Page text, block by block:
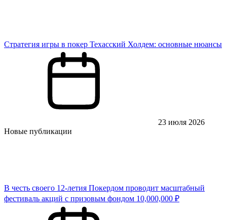
Стратегия игры в покер Техасский Холдем: основные нюансы
23 июля 2026
Новые публикации
В честь своего 12-летия Покердом проводит масштабный
фестиваль акций с призовым фондом 10,000,000 ₽